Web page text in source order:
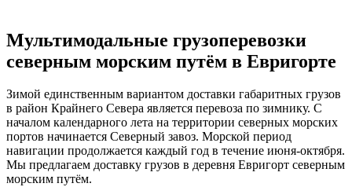
Мультимодальные грузоперевозки
северным морским путём в Евригорте
Зимой единственным вариантом доставки габаритных грузов
в район Крайнего Севера является перевоза по зимнику. С
началом календарного лета на территории северных морских
портов начинается Северный завоз. Морской период
навигации продолжается каждый год в течение июня-октября.
Мы предлагаем доставку грузов в деревня Евригорт северным
морским путём.